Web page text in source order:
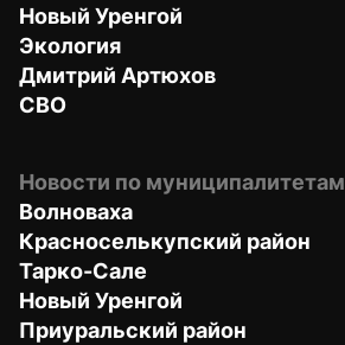
Новый Уренгой
Экология
Дмитрий Артюхов
СВО
Новости по муниципалитетам
Волноваха
Красноселькупский район
Тарко-Сале
Новый Уренгой
Приуральский район